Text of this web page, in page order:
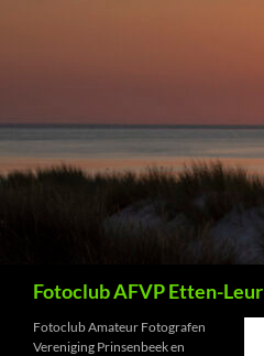
Fotoclub AFVP Etten-Leur
Fotoclub Amateur Fotografen
Vereniging Prinsenbeek en